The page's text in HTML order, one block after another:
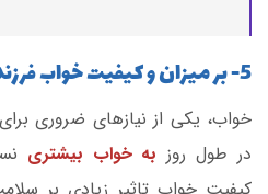
5- بر میزان و کیفیت خواب فرزندشان نظارت دارند:
خواب، یکی از نیازهای ضروری
در طول روز به خواب بیشتری